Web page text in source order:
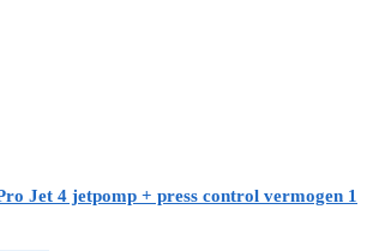
Jet 4 jetpomp + press control vermogen 1